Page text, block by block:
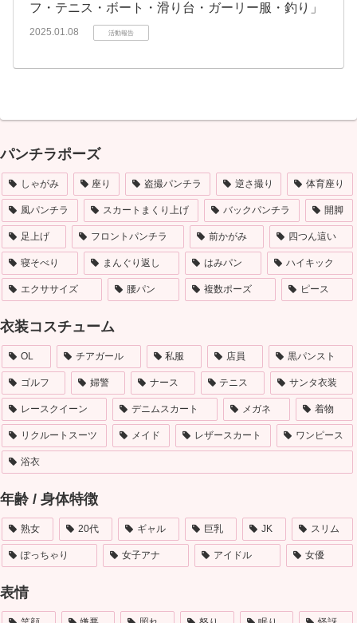
フ・テニス・ボート・滑り台・ガーリー服・釣り」
2025.01.08 活動報告
パンチラポーズ
しゃがみ 座り 盗撮パンチラ 逆さ撮り 体育座り
風パンチラ スカートまくり上げ バックパンチラ 開脚
足上げ フロントパンチラ 前かがみ 四つん這い
寝そべり まんぐり返し はみパン ハイキック
エクササイズ 腰パン 複数ポーズ ピース
衣装コスチューム
OL チアガール 私服 店員 黒パンスト
ゴルフ 婦警 ナース テニス サンタ衣装
レースクイーン デニムスカート メガネ 着物
リクルートスーツ メイド レザースカート ワンピース
浴衣
年齢 / 身体特徴
熟女 20代 ギャル 巨乳 JK スリム
ぽっちゃり 女子アナ アイドル 女優
表情